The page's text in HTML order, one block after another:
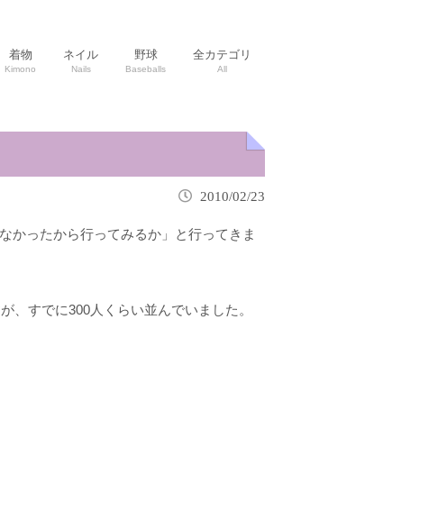
着物
Kimono
ネイル
Nails
野球
Baseballs
全カテゴリ
All
2010/02/23
かったから行ってみるか」と行ってきま
、すでに300人くらい並んでいました。